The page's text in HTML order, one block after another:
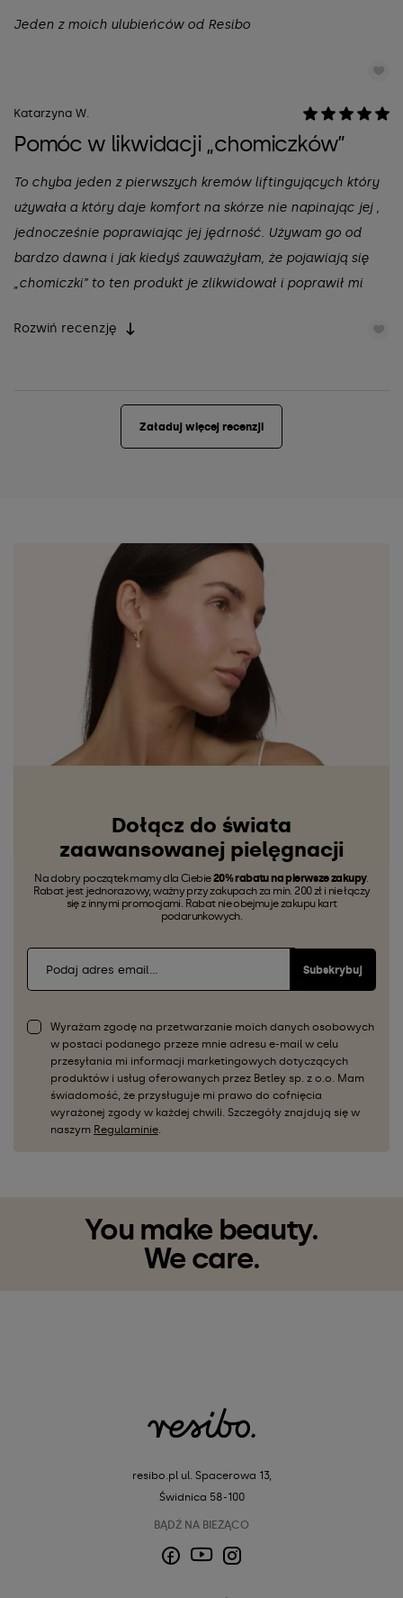
Jeden z moich ulubieńców od Resibo
Katarzyna W.
Pomóc w likwidacji „chomiczków”
To chyba jeden z pierwszych kremów liftingujących który
używała a który daje komfort na skórze nie napinając jej ,
jednocześnie poprawiając jej jędrność. Używam go od
bardzo dawna i jak kiedyś zauważyłam, że pojawiają się
„chomiczki” to ten produkt je zlikwidował i poprawił mi
zdecydowanie mniejsze a skóra nawilżona i jędrna. Stały
Rozwiń recenzję
Załaduj więcej recenzji
Dołącz do świata
zaawansowanej pielęgnacji
Na dobry początek mamy dla Ciebie20% rabatu na pierwsze zakupy.
Rabat jest jednorazowy, ważny przy zakupach za min. 200 zł i nie łączy
się z innymi promocjami. Rabat nie obejmuje zakupu kart
podarunkowych.
Subskrybuj
Wyrażam zgodę na przetwarzanie moich danych osobowych
w postaci podanego przeze mnie adresu e-mail w celu
przesyłania mi informacji marketingowych dotyczących
produktów i usług oferowanych przez Betley sp. z o.o. Mam
świadomość, że przysługuje mi prawo do cofnięcia
wyrażonej zgody w każdej chwili. Szczegóły znajdują się w
naszym Regulaminie.
You make beauty.
We care.
BĄDŹ NA BIEŻĄCO
resibo.plul. Spacerowa 13,
Świdnica 58-100